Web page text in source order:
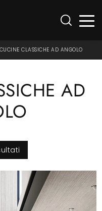
CUCINE CLASSICHE AD ANGOLO
AD